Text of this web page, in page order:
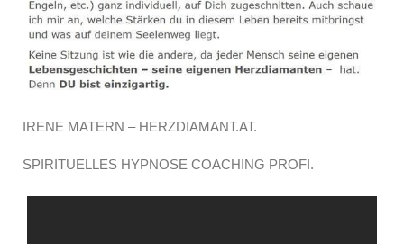
IRENE MATERN – HERZDIAMANT.AT.
SPIRITUELLES HYPNOSE COACHING PROFI.